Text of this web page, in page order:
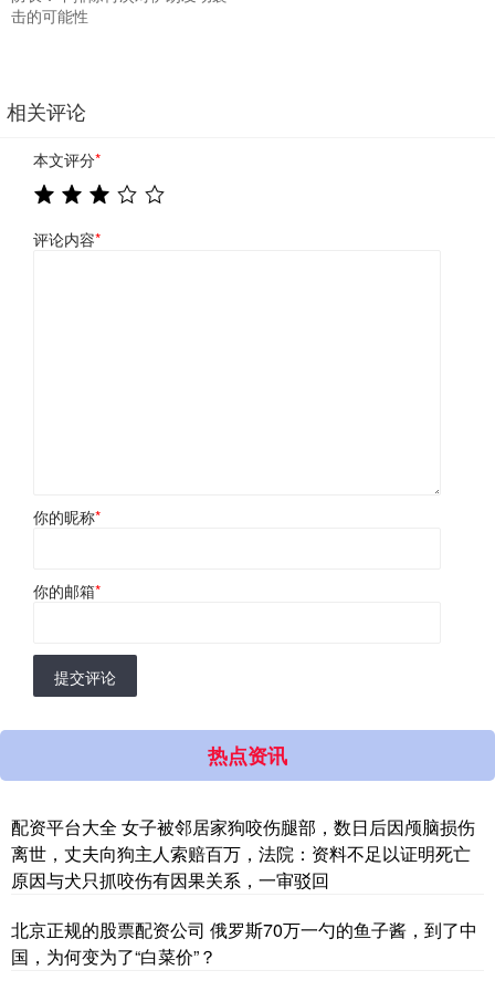
击的可能性
相关评论
本文评分*
评论内容*
你的昵称*
你的邮箱*
提交评论
热点资讯
配资平台大全 女子被邻居家狗咬伤腿部，数日后因颅脑损伤
离世，丈夫向狗主人索赔百万，法院：资料不足以证明死亡
原因与犬只抓咬伤有因果关系，一审驳回
北京正规的股票配资公司 俄罗斯70万一勺的鱼子酱，到了中
国，为何变为了“白菜价”？